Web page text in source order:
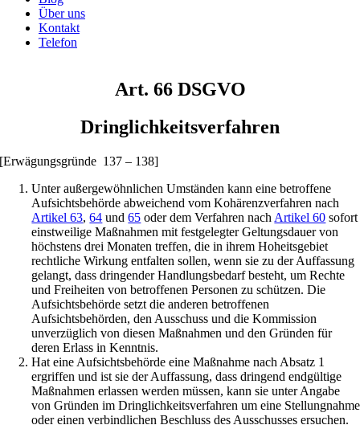
Über uns
Kontakt
Telefon
Art. 66 DSGVO
Dringlichkeitsverfahren
[Erwägungsgründe 137 – 138]
Unter außergewöhnlichen Umständen kann eine betroffene
Aufsichtsbehörde abweichend vom Kohärenzverfahren nach
Artikel 63,64 und65 oder dem Verfahren nach Artikel 60 sofort
einstweilige Maßnahmen mit festgelegter Geltungsdauer von
höchstens drei Monaten treffen, die in ihrem Hoheitsgebiet
rechtliche Wirkung entfalten sollen, wenn sie zu der Auffassung
gelangt, dass dringender Handlungsbedarf besteht, um Rechte
und Freiheiten von betroffenen Personen zu schützen. Die
Aufsichtsbehörde setzt die anderen betroffenen
Aufsichtsbehörden, den Ausschuss und die Kommission
unverzüglich von diesen Maßnahmen und den Gründen für
deren Erlass in Kenntnis.
Hat eine Aufsichtsbehörde eine Maßnahme nach Absatz 1
ergriffen und ist sie der Auffassung, dass dringend endgültige
Maßnahmen erlassen werden müssen, kann sie unter Angabe
von Gründen im Dringlichkeitsverfahren um eine Stellungnahme
oder einen verbindlichen Beschluss des Ausschusses ersuchen.